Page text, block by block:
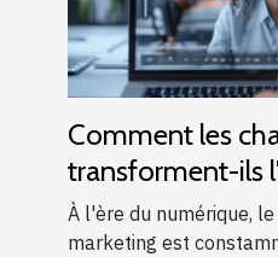
Comment les
transforment-ils
client dans le
À l'ère du numérique,
marketing est